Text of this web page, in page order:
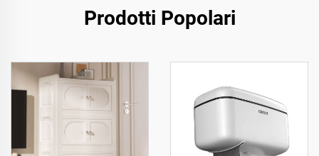
Prodotti Popolari